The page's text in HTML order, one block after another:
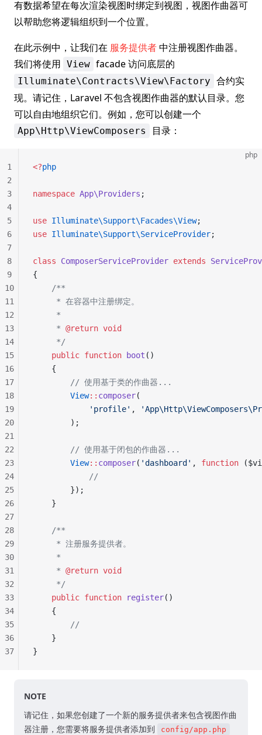
有数据希望在每次渲染视图时绑定到视图，视图作曲器可
以帮助您将逻辑组织到一个位置。
在此示例中，让我们在 服务提供者中注册视图作曲器。
我们将使用 View facade 访问底层的
Illuminate\Contracts\View\Factory 合约实
现。请记住，Laravel 不包含视图作曲器的默认目录。您
可以自由地组织它们。例如，您可以创建一个
App\Http\ViewComposers 目录：
php
<?php
namespace App\Providers ;
use Illuminate\Support\Facades\View;
use Illuminate\Support\ServiceProvider;
class ComposerServiceProvider extends
{
    /**
     * 在容器中注册绑定。
     *
     *
@return void
     */
    public
function boot ()
    {
        // 使用基于类的作曲器...
        View
:: composer(
            'profile'
,
        );
        // 使用基于闭包的作曲器...
        View
:: composer( 'dashboard' , function
            //
        });
    }
    /**
     * 注册服务提供者。
     *
     *
@return void
     */
    public
function register()
    {
        //
    }
}
1
2
3
4
5
6
7
8
9
10
11
12
13
14
15
16
17
18
19
20
21
22
23
24
25
26
27
28
29
30
31
32
33
34
35
36
37
NOTE
请记住，如果您创建了一个新的服务提供者来包含视图作曲
器注册，您需要将服务提供者添加到
config/app.php